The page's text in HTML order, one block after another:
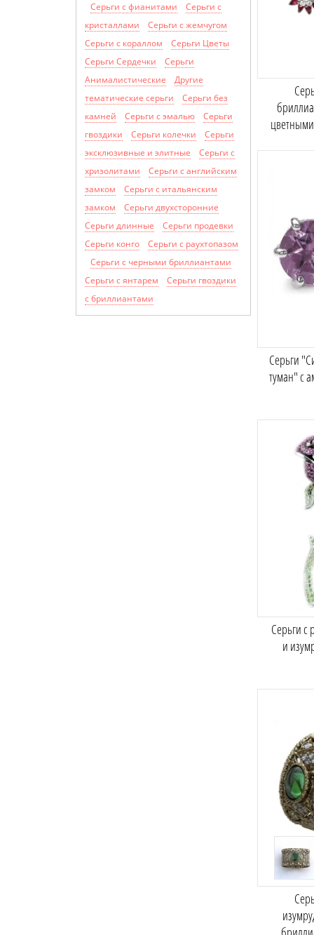
Серьги с фианитами
Серьги с
кристаллами
Серьги с жемчугом
Серьги с кораллом
Серьги Цветы
Серьги Сердечки
Серьги
Анималистические
Другие
тематические серьги
Серьги без
камней
Серьги с эмалью
Серьги
гвоздики
Серьги колечки
Серьги
эксклюзивные и элитные
Серьги с
хризолитами
Cерьги с английским
замком
Серьги с итальянским
замком
Серьги двухсторонние
Серьги длинные
Серьги продевки
Серьги конго
Серьги с раухтопазом
Серьги с черными бриллиантами
Серьги с янтарем
Серьги гвоздики
с бриллиантами
Серьги
туман" с
Серьги с
и